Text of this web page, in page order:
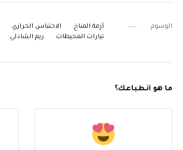
الوسوم أزمة المناخ الاحتباس الحراري
تيارات المحيطات
ريم الشاذلي
ما هو انطباعك؟